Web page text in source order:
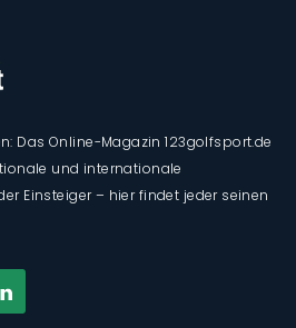
Das Online-Magazin 123golfsport.de
und internationale
Einsteiger – hier findet jeder seinen